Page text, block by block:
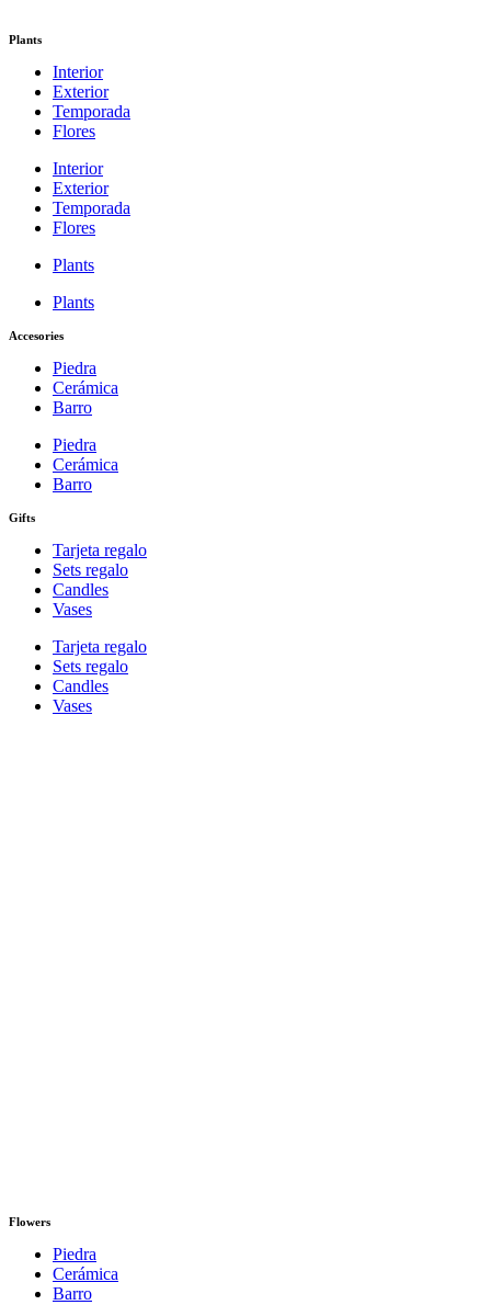
Plants
Interior
Exterior
Temporada
Flores
Interior
Exterior
Temporada
Flores
Plants
Plants
Accesories
Piedra
Cerámica
Barro
Piedra
Cerámica
Barro
Gifts
Tarjeta regalo
Sets regalo
Candles
Vases
Tarjeta regalo
Sets regalo
Candles
Vases
Flowers
Piedra
Cerámica
Barro